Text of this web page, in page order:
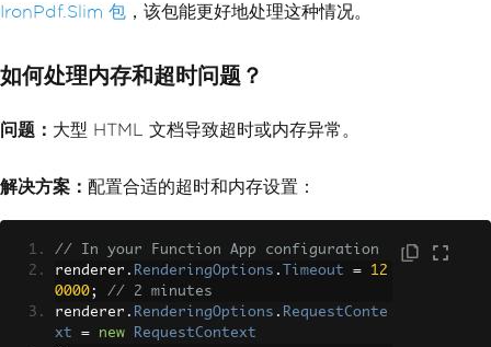
IronPdf.Slim 包 ，该包能更好地处理这种情况。
如何处理内存和超时问题？
问题： 大型 HTML 文档导致超时或内存异常。
解决方案： 配置合适的超时和内存设置：
// In your Function App configuration
renderer . RenderingOptions . Timeout =
12
0000;
// 2 minutes
renderer . RenderingOptions . RequestConte
xt
= new
RequestContext